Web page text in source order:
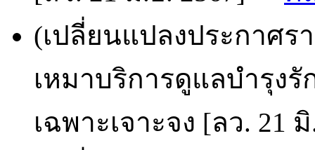
(เปลี่ยนแปลงประกาศร
เหมาบริการดูแลบำรุง
เฉพาะเจาะจง [ลว. 21